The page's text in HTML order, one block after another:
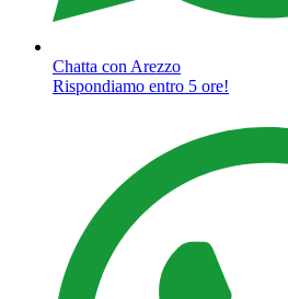
Chatta con Arezzo
Rispondiamo entro 5 ore!